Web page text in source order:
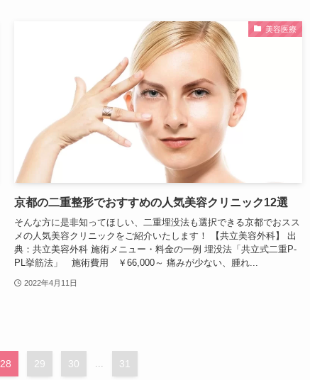
美容医療
京都の二重整形でおすすめの人気美容クリニック12選
そんな方に是非知ってほしい、二重埋没法も選択できる京都でおスス
メの人気美容クリニックをご紹介いたします！ 【共立美容外科】 出
典：共立美容外科 施術メニュー・料金の一例 埋没法「共立式二重P-
PL挙筋法」 施術費用 ￥66,000～ 痛みが少ない、腫れ...
2022年4月11日
28 29 30 31